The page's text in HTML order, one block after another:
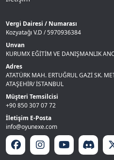
Vergi Dairesi / Numarası
Kozyatağı V.D / 5970936384
Unvan
KURUMX EĞİTİM VE DANIŞMANLIK
Adres
ATATÜRK MAH. ERTUĞRUL GAZİ SK.
ATAŞEHİR/ İSTANBUL
Müşteri Temsilcisi
+90 850 307 07 72
İletişim E-Posta
info@oyunexe.com